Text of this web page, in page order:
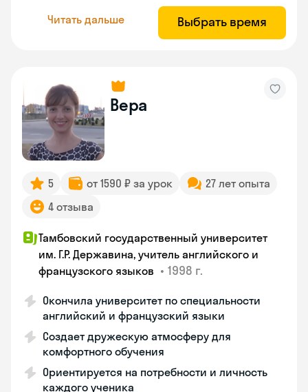
Читать дальше Выбрать время
Вера
5 от 1590 ₽ за урок
27 лет опыта
4 отзыва
Тамбовский государственный университет
им. Г.Р. Державина, учитель английского и
французского языков • 1998 г.
Окончила университет по специальности
английский и французский языки
Создает дружескую атмосферу для
комфортного обучения
Ориентируется на потребности и личность
каждого ученика